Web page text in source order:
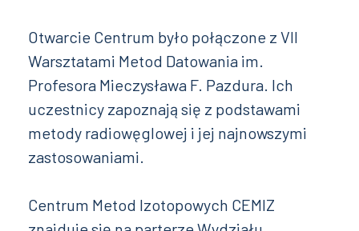
Otwarcie Centrum było połączone z VII
Warsztatami Metod Datowania im.
Profesora Mieczysława F. Pazdura. Ich
uczestnicy zapoznają się z podstawami
metody radiowęglowej i jej najnowszymi
zastosowaniami.
Centrum Metod Izotopowych CEMIZ